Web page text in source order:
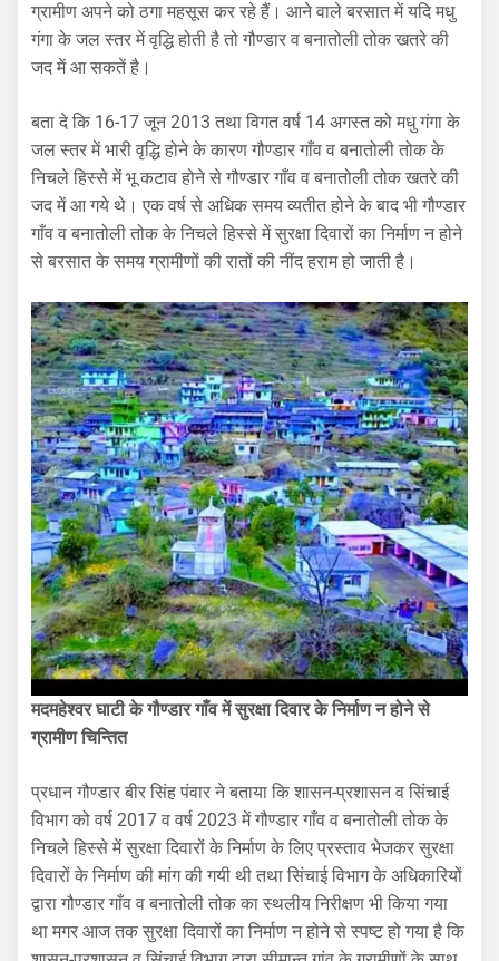
ग्रामीण अपने को ठगा महसूस कर रहे हैं। आने वाले बरसात में यदि मधु
गंगा के जल स्तर में वृद्धि होती है तो गौण्डार व बनातोली तोक खतरे की
जद में आ सकतें है।
बता दे कि 16-17 जून 2013 तथा विगत वर्ष 14 अगस्त को मधु गंगा के
जल स्तर में भारी वृद्धि होने के कारण गौण्डार गाँव व बनातोली तोक के
निचले हिस्से में भू कटाव होने से गौण्डार गाँव व बनातोली तोक खतरे की
जद में आ गये थे। एक वर्ष से अधिक समय व्यतीत होने के बाद भी गौण्डार
गाँव व बनातोली तोक के निचले हिस्से में सुरक्षा दिवारों का निर्माण न होने
से बरसात के समय ग्रामीणों की रातों की नींद हराम हो जाती है।
मदमहेश्वर घाटी के गौण्डार गाँव में सुरक्षा दिवार के निर्माण न होने से
ग्रामीण चिन्तित
प्रधान गौण्डार बीर सिंह पंवार ने बताया कि शासन-प्रशासन व सिंचाई
विभाग को वर्ष 2017 व वर्ष 2023 में गौण्डार गाँव व बनातोली तोक के
निचले हिस्से में सुरक्षा दिवारों के निर्माण के लिए प्रस्ताव भेजकर सुरक्षा
दिवारों के निर्माण की मांग की गयी थी तथा सिंचाई विभाग के अधिकारियों
द्वारा गौण्डार गाँव व बनातोली तोक का स्थलीय निरीक्षण भी किया गया
था मगर आज तक सुरक्षा दिवारों का निर्माण न होने से स्पष्ट हो गया है कि